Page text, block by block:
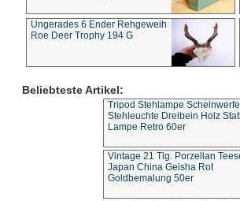
Ungerades 6 Ender Rehgeweih
Roe Deer Trophy 194 G
Beliebteste Artikel:
Tripod Stehlampe
Stehleuchte Dreibein Holz
Lampe Retro 60er
Vintage 21 Tlg. Porzellan
Japan China Geisha Rot
Goldbemalung 50er